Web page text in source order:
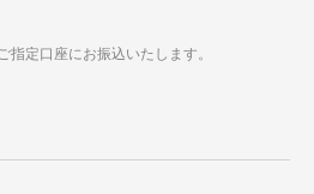
指定口座にお振込いたします。